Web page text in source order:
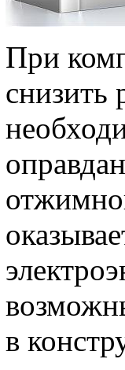
При
снизить
в